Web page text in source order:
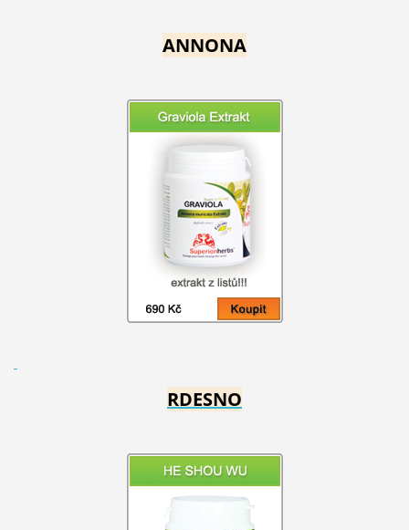
ANNONA
RDESNO